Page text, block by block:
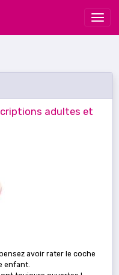
adultes et
avoir rater le coche
enfant.